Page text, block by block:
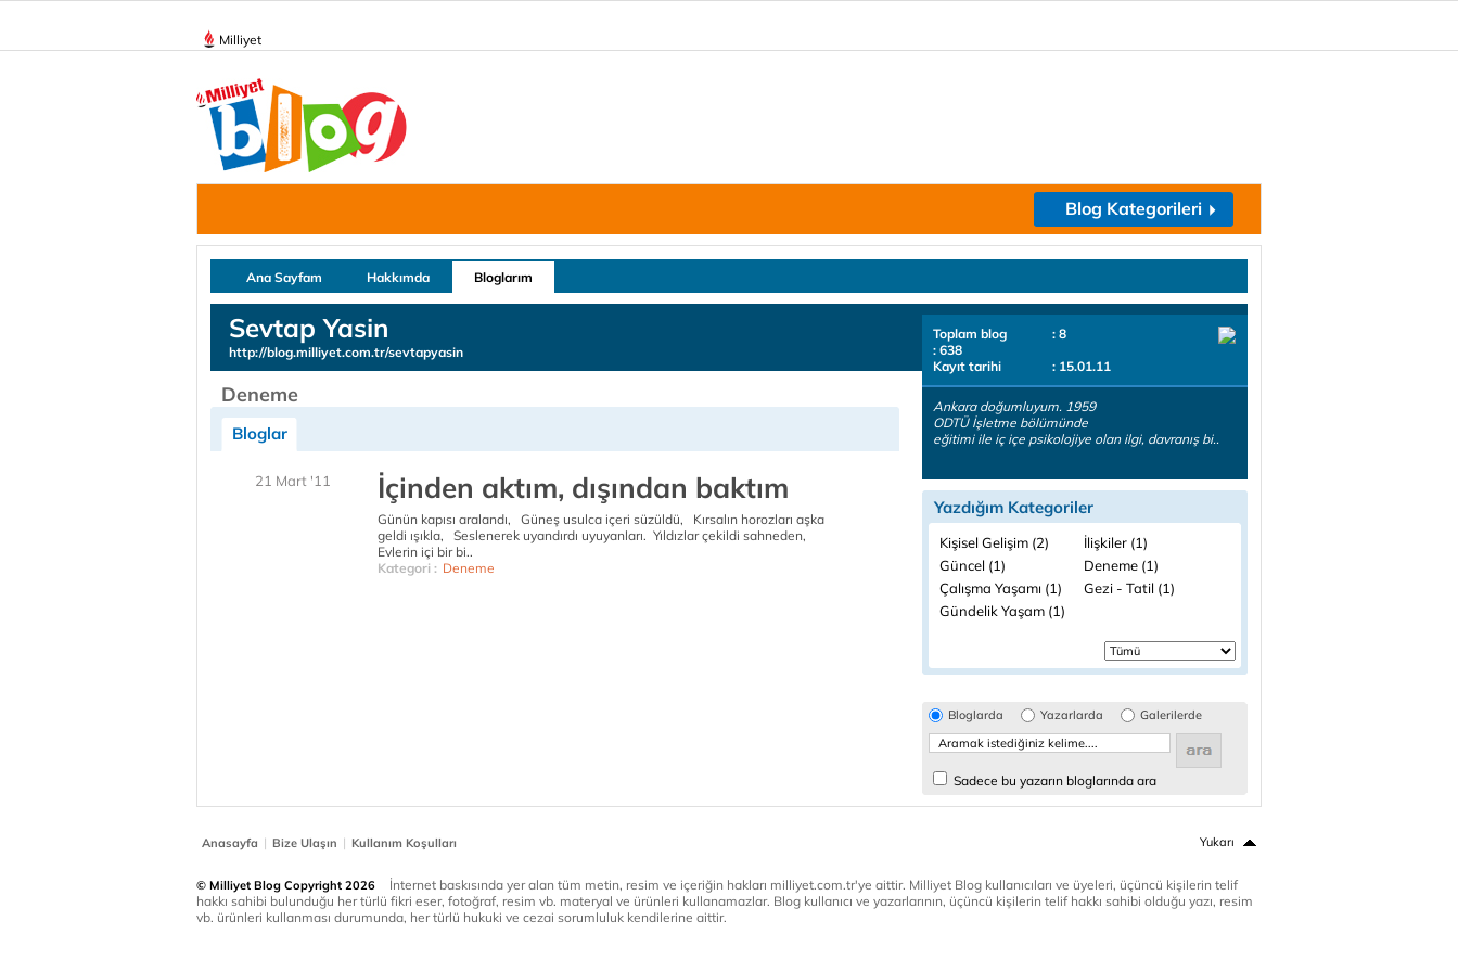
Milliyet
Blog Kategorileri
Ana Sayfam Hakkımda Bloglarım
Sevtap Yasin
http://blog.milliyet.com.tr/sevtapyasin
Deneme
Bloglar
21 Mart '11 İçinden aktım, dışından baktım
Günün kapısı aralandı, Güneş usulca içeri süzüldü, Kırsalın horozları aşka
geldi ışıkla, Seslenerek uyandırdı uyuyanları. Yıldızlar çekildi sahneden,
Evlerin içi bir bi..
Kategori : Deneme
Toplam blog
: 8
: 638
Kayıt tarihi
: 15.01.11
Ankara doğumluyum. 1959
ODTÜ İşletme bölümünde
eğitimi ile iç içe psikolojiye olan ilgi, davranış bi..
Yazdığım Kategoriler
Kişisel Gelişim (2)
İlişkiler (1)
Güncel (1)
Deneme (1)
Çalışma Yaşamı (1)
Gezi - Tatil (1)
Gündelik Yaşam (1)
Bloglarda Yazarlarda Galerilerde
Sadece bu yazarın bloglarında ara
Anasayfa | Bize Ulaşın | Kullanım Koşulları Yukarı
© Milliyet Blog Copyright 2026
İnternet baskısında yer alan tüm metin, resim ve içeriğin hakları milliyet.com.tr'ye aittir. Milliyet Blog kullanıcıları ve üyeleri, üçüncü kişilerin telif
hakkı sahibi bulunduğu her türlü fikri eser, fotoğraf, resim vb. materyal ve ürünleri kullanamazlar. Blog kullanıcı ve yazarlarının, üçüncü kişilerin telif hakkı sahibi olduğu yazı, resim
vb. ürünleri kullanması durumunda, her türlü hukuki ve cezai sorumluluk kendilerine aittir.